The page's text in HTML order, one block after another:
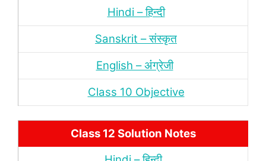
Hindi – हिन्‍दी
Sanskrit – संस्‍कृत
English – अंंग्रेजी
Class 10 Objective
Class 12 Solution Notes